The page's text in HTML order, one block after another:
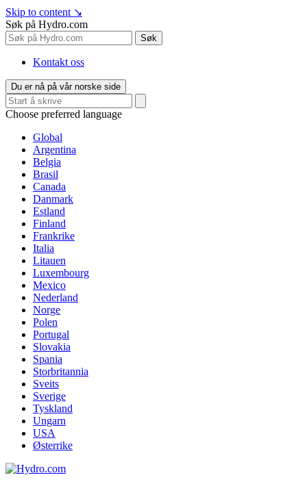
Skip to content ↘
Søk på Hydro.com
Søk
Kontakt oss
Du er nå på vår norske side
Choose preferred language
Global
Argentina
Belgia
Brasil
Canada
Danmark
Estland
Finland
Frankrike
Italia
Litauen
Luxembourg
Mexico
Nederland
Norge
Polen
Portugal
Slovakia
Spania
Storbritannia
Sveits
Sverige
Tyskland
Ungarn
USA
Østerrike